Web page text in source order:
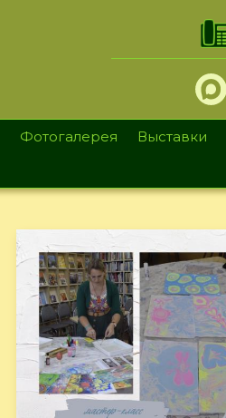
Фотогалерея Выставки